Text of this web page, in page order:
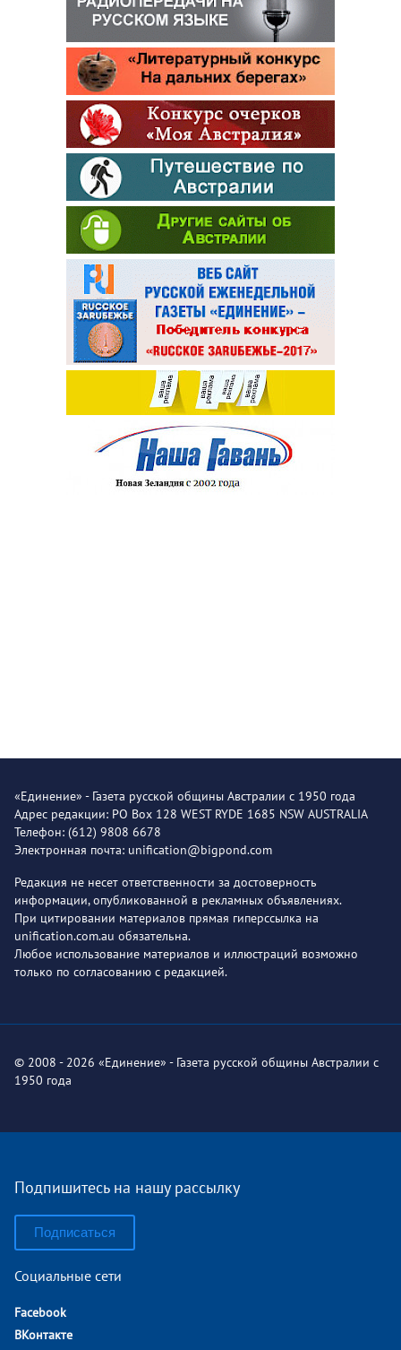
«Единение» - Газета русской общины Австралии с 1950 года
Адрес редакции: PO Box 128 WEST RYDE 1685 NSW AUSTRALIA
Телефон: (612) 9808 6678
Электронная почта: unification@bigpond.com
Редакция не несет ответственности за достоверность
информации, опубликованной в рекламных объявлениях.
При цитировании материалов прямая гиперссылка на
unification.com.au обязательна.
Любое использование материалов и иллюстраций возможно
только по согласованию с редакцией.
© 2008 - 2026 «Единение» - Газета русской общины Австралии с
1950 года
Подпишитесь на нашу рассылку
Подписаться
Социальные сети
Facebook
ВКонтакте